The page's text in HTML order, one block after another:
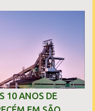
os limites
qualquer dos casos, a
à informação correta,
sobretudo quando
vitrine política. O que
e Portuário do Pecém
10 ANOS DE